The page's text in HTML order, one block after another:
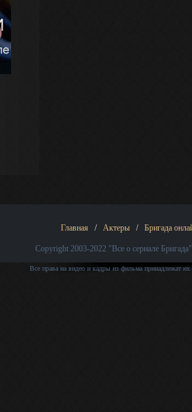
Главная / Актеры / Бригада
Copyright 2003-2022 "Все о сериале Бригада"
Все права на видео и кадры из фильма принадлежат